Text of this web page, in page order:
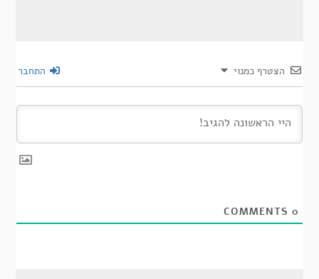
הצטרף כמנוי התחבר
0